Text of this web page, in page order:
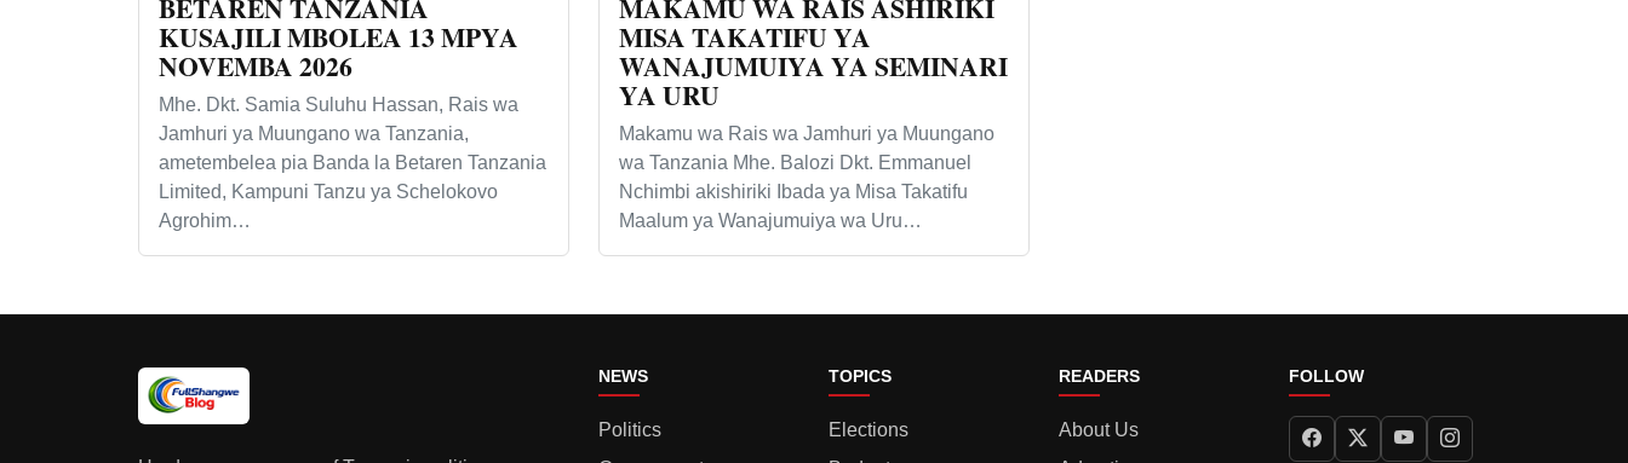
KUSAJILI MBOLEA 13 MPYA
NOVEMBA 2026
Mhe. Dkt. Samia Suluhu Hassan, Rais wa
Jamhuri ya Muungano wa Tanzania,
ametembelea pia Banda la Betaren Tanzania
Limited, Kampuni Tanzu ya Schelokovo
Agrohim…
MISA TAKATIFU YA
WANAJUMUIYA YA SEMINARI
YA URU
Makamu wa Rais wa Jamhuri ya Muungano
wa Tanzania Mhe. Balozi Dkt. Emmanuel
Nchimbi akishiriki Ibada ya Misa Takatifu
Maalum ya Wanajumuiya wa Uru…
NEWS
Politics
TOPICS
Elections
READERS
About Us
FOLLOW